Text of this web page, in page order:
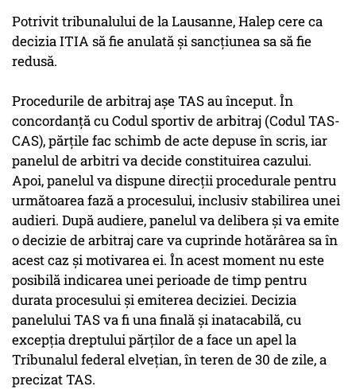
Potrivit tribunalului de la Lausanne, Halep cere ca
decizia ITIA să fie anulată şi sancţiunea sa să fie
redusă.
Procedurile de arbitraj aşe TAS au început. În
concordanţă cu Codul sportiv de arbitraj (Codul TAS-
CAS), părţile fac schimb de acte depuse în scris, iar
panelul de arbitri va decide constituirea cazului.
Apoi, panelul va dispune direcţii procedurale pentru
următoarea fază a procesului, inclusiv stabilirea unei
audieri. După audiere, panelul va delibera şi va emite
o decizie de arbitraj care va cuprinde hotărârea sa în
acest caz şi motivarea ei. În acest moment nu este
posibilă indicarea unei perioade de timp pentru
durata procesului şi emiterea deciziei. Decizia
panelului TAS va fi una finală şi inatacabilă, cu
excepţia dreptului părţilor de a face un apel la
Tribunalul federal elveţian, în teren de 30 de zile, a
precizat TAS.